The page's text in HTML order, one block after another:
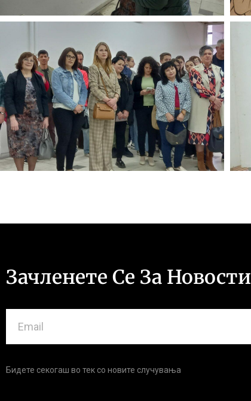
Зачленете Се За Новости
Бидете секогаш во тек со новите случувања